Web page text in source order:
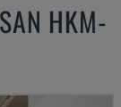
HKM-